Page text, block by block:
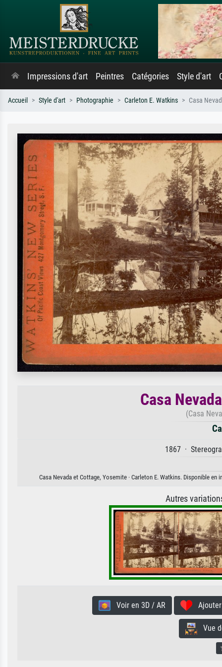
Impressions d'art Peintres Catégories Style d'art
Accueil Style d'art Photographie Carleton E. Watkins Casa
Casa
(Casa
1867 ·
Casa Nevada et Cottage, Yosemite · Carleton E. Watkins. Disponible
Autres
Voir en 3D / AR
Vue